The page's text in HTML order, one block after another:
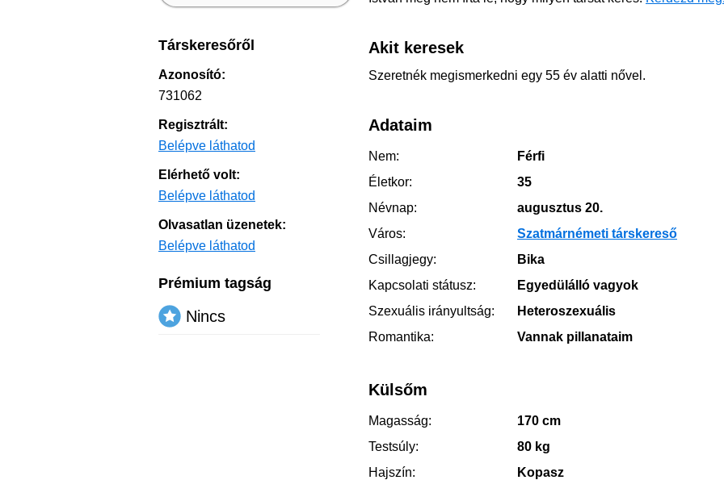
Akit keresek
Szeretnék megismerkedni egy 55 év alatti nővel.
Adataim
Nem:
Férfi
Életkor:
35
Névnap:
augusztus 20.
Város:
Szatmárnémeti társkereső
Csillagjegy:
Bika
Kapcsolati státusz:
Egyedülálló vagyok
Szexuális irányultság:
Heteroszexuális
Romantika:
Vannak pillanataim
Külsőm
Magasság:
170 cm
Testsúly:
80 kg
Hajszín:
Kopasz
Társkeresőről
Azonosító:
731062
Regisztrált:
Belépve láthatod
Elérhető volt:
Belépve láthatod
Olvasatlan üzenetek:
Belépve láthatod
Prémium tagság
Nincs